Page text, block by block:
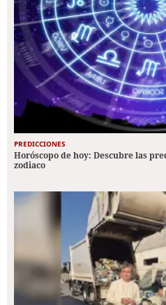
PREDICCIONES
Horóscopo de hoy: Descubre las
zodiaco